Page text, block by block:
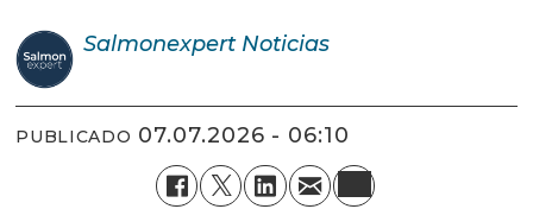
Salmonexpert Noticias
PUBLICADO 07.07.2026 - 06:10